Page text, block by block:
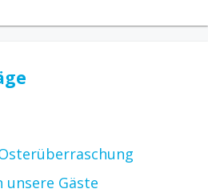
unsere Gäste